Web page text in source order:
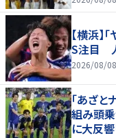
【横浜】
S注目 人
2026/08/
｢あざと
組み頭
に大反